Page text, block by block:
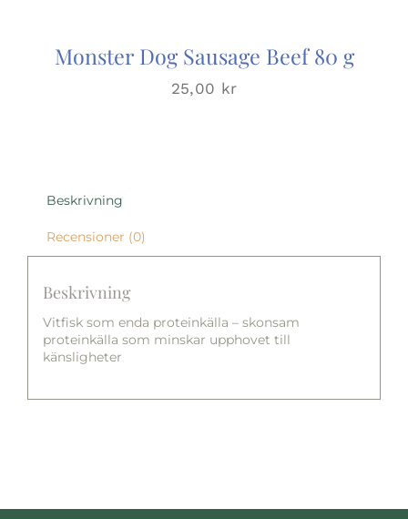
Monster Dog Sausage Beef 80 g
25,00 kr
Beskrivning
Recensioner (0)
Beskrivning
Vitfisk som enda proteinkälla – skonsam
proteinkälla som minskar upphovet till
känsligheter